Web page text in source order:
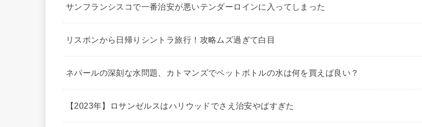
サンフランシスコで一番治安が悪いテンダーロインに入ってしまった
リスボンから日帰りシントラ旅行！攻略ムズ過ぎて白目
ネパールの深刻な水問題、カトマンズでペットボトルの水は何を買えば良い？
【2023年】ロサンゼルスはハリウッドでさえ治安やばすぎた